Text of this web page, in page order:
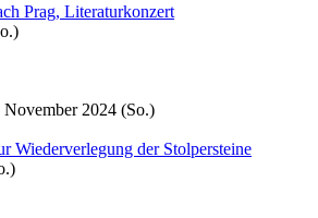
Prag, Literaturkonzert
November 2024 (So.)
Wiederverlegung der Stolpersteine